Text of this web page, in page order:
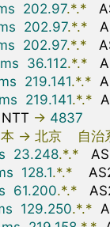
202.97.*.*
202.97.*.*
202.97.*.*
36.112.*.*
219.141.*.*
219.141.*.*
NTT
-> 4837
-> 北京 自治
23.248.*.*
128.1.*.*
61.200.*.*
129.250.*.*